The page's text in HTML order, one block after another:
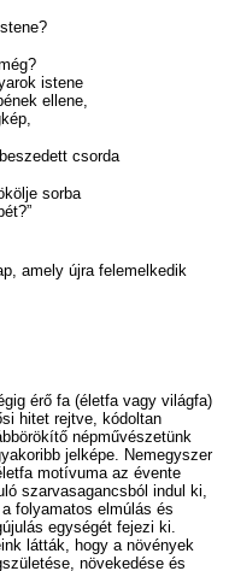
istene
ellene,
csorda
sorba
amely újra felemelkedik
érő fa (életfa vagy világfa)
hitet rejtve, kódoltan
népművészetünk
jelképe. Nemegyszer
motívuma az évente
szarvasagancsból indul ki,
folyamatos elmúlás és
egységét fejezi ki.
látták, hogy a növények
növekedése és